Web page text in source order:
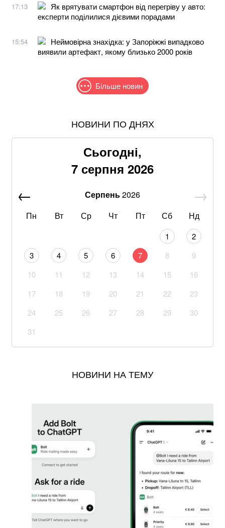
17:13
Як врятувати смартфон від перегріву у авто:
експерти поділилися дієвими порадами
15:54
Неймовірна знахідка: у Запоріжжі випадково
виявили артефакт, якому близько 2000 років
Більше новин
Знищені печі, склади та роки роботи: що
Без води не вижити: Шмигаль розкрив, куди планує
З 28 ракет – жодної збитої: Повітряні сили ЗСУ
На Дунаї в Сербії через посуху з-під води виринули
Не лишилось ні стін, ні одягу: балістика РФ знищила
склади PUMA та INTERTOP
Понад 20 років шукав і повертав тіла полеглих
воїнів. Загинув Олексій Юков – керівник пошукового
Вже 24 серпня українці отримають грошову
Окупанти завдали удару по мосту у Чернігівській
Уряд розширив повноваження військкоматів: що
тепер можуть ТЦК
Українка придбала куртку у польському секонд-
хенді і знайшла в кишені неймовірного листа
В Бахмуті поранено трьох бійців закарпатського
батальйону “Сонечко”, один у важкому стані (відео)
НОВИНИ ПО ДНЯХ
Сьогодні,
7 серпня 2026
Серпень2026
Пн
Вт Ср Чт Пт Сб Нд
1
2
3
4 5 6 7 8
9
10
11 12 13 14 15
16
17
18 19 20 21 22
23
24
25 26 27 28 29
30
31
НОВИНИ НА ТЕМУ